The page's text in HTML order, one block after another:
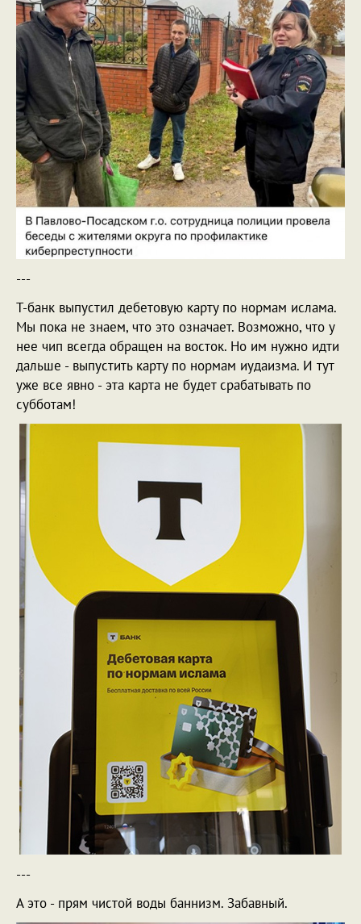
---
Т-банк выпустил дебетовую карту по нормам ислама.
Мы пока не знаем, что это означает. Возможно, что у
нее чип всегда обращен на восток. Но им нужно идти
дальше - выпустить карту по нормам иудаизма. И тут
уже все явно - эта карта не будет срабатывать по
субботам!
---
А это - прям чистой воды баннизм. Забавный.